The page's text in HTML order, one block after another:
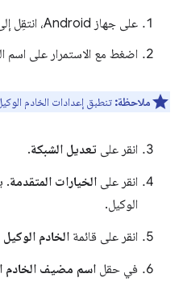
على جهاز Android، انتقِل إلى
اضغط مع الاستمرار على اسم
ملاحظة: تنطبق إعدادات الخادم
انقر على تعديل الشبكة.
انقر على الخيارات المتقدمة.
الوكيل.
انقر على قائمة الخادم الوكيل
في حقل اسم مضيف الخادم